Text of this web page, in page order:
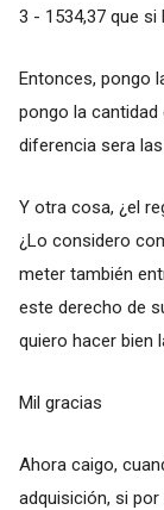
3 - 1534,37 que
Entonces, pongo
pongo la
diferencia sera
Y otra cosa, ¿el
¿Lo considero
meter también
este derecho de
quiero hacer bien
Mil gracias
Ahora caigo,
adquisición, si